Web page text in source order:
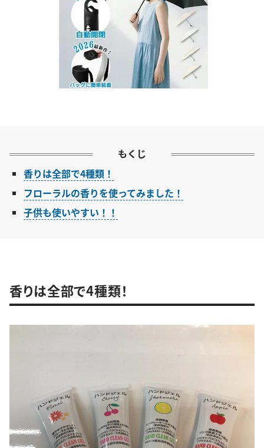
もくじ
香りは全部で4種類！
フローラルの香りを使ってみました！
子供も使いやすい！！
香りは全部で4種類！